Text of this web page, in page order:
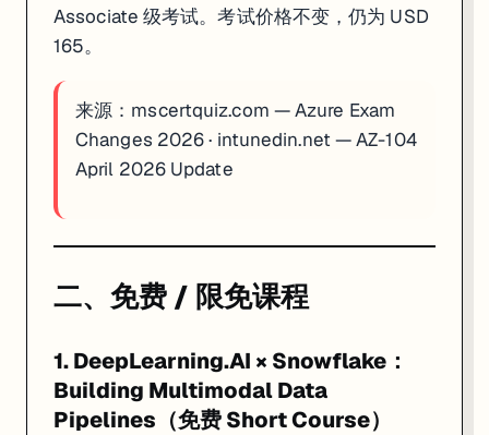
Associate 级考试。考试价格不变，仍为 USD
165。
来源： mscertquiz.com — Azure Exam
Changes 2026· intunedin.net — AZ-104
April 2026 Update
二、免费 / 限免课程
1. DeepLearning.AI × Snowflake：
Building Multimodal Data
Pipelines（免费 Short Course）